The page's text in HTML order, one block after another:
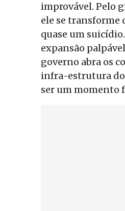
improvável. Pelo
ele se transforme
quase um
expansão
governo abra os
infra-estrutura do
ser um momento